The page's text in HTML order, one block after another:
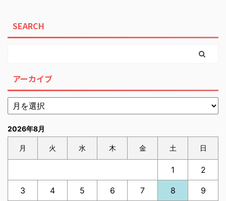
SEARCH
アーカイブ
2026年8月
月 火 水 木 金 土 日
1 2
3 4 5 6 7 8 9